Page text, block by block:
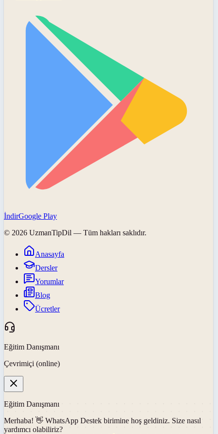
İndirGoogle Play
© 2026 UzmanTipDil — Tüm hakları saklıdır.
Anasayfa
Dersler
Yorumlar
Blog
Ücretler
Eğitim Danışmanı
Çevrimiçi (online)
Eğitim Danışmanı
Merhaba! 👋 WhatsApp Destek birimine hoş geldiniz. Size nasıl
yardımcı olabiliriz?